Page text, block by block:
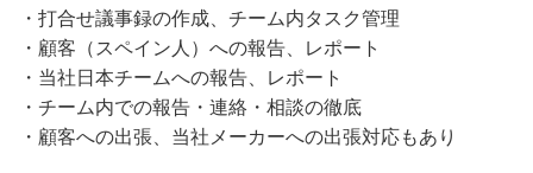
・打合せ議事録の作成、チーム内タスク管理
・顧客（スペイン人）への報告、レポート
・当社日本チームへの報告、レポート
・チーム内での報告・連絡・相談の徹底
・顧客への出張、当社メーカーへの出張対応もあり